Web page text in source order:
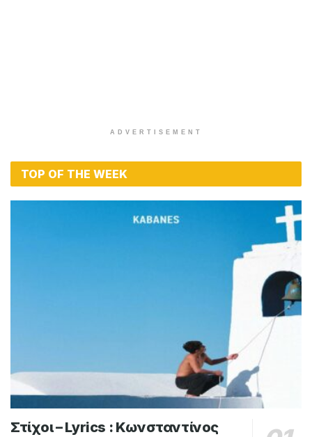
ADVERTISEMENT
TOP OF THE WEEK
Στίχοι – Lyrics : Κωνσταντίνος